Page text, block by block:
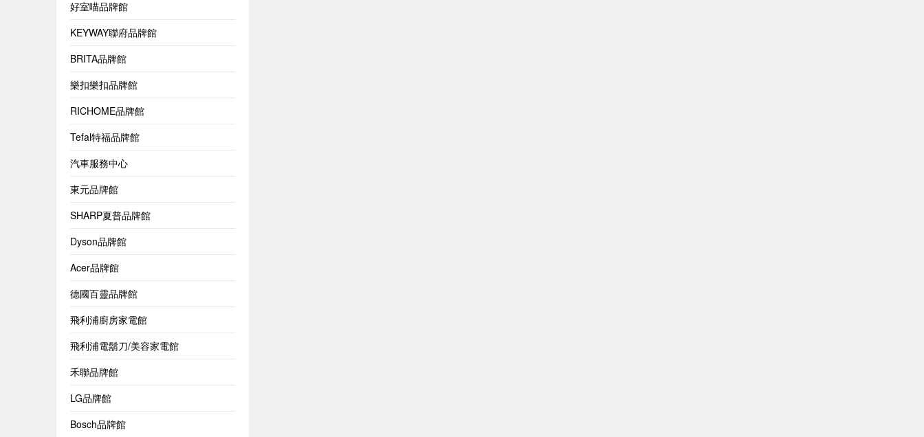
好室喵品牌館
KEYWAY聯府品牌館
BRITA品牌館
樂扣樂扣品牌館
RICHOME品牌館
Tefal特福品牌館
汽車服務中心
東元品牌館
SHARP夏普品牌館
Dyson品牌館
Acer品牌館
德國百靈品牌館
飛利浦廚房家電館
飛利浦電鬍刀/美容家電館
禾聯品牌館
LG品牌館
Bosch品牌館